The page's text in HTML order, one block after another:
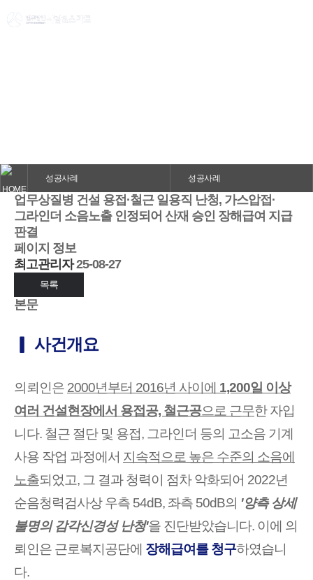
성공사례 성공사례
업무상질병 건설 용접·철근 일용직 난청, 가스압접·
그라인더 소음노출 인정되어 산재 승인 장해급여 지급
판결
페이지 정보
최고관리자 25-08-27
목록
본문
▎ 사건개요
의뢰인은 2000년부터 2016년 사이에 1,200일 이상
여러 건설현장에서 용접공, 철근공으로 근무한 자입
니다. 철근 절단 및 용접, 그라인더 등의 고소음 기계
사용 작업 과정에서 지속적으로 높은 수준의 소음에
노출되었고, 그 결과 청력이 점차 악화되어 2022년
순음청력검사상 우측 54dB, 좌측 50dB의 '양측 상세
불명의 감각신경성 난청'을 진단받았습니다. 이에 의
뢰인은 근로복지공단에 장해급여를 청구하였습니
다.